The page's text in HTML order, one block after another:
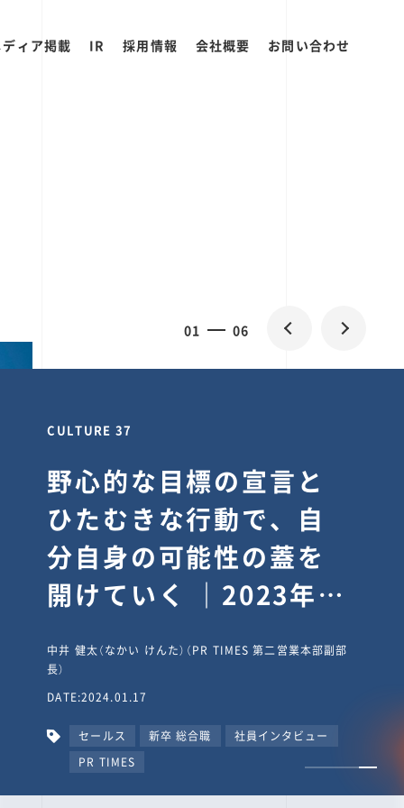
ィア掲載 IR 採用情報 会社概要 お問い合わせ
01 06